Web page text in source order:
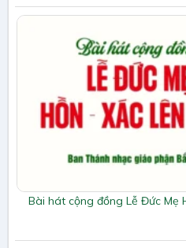
Bài hát cộng đồng Lễ Đức Mẹ